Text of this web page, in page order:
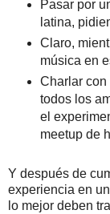
Pasar por
latina,
Claro,
música en
Charlar con
todos los
el
meetup de
Y después de
experiencia en
lo mejor deben